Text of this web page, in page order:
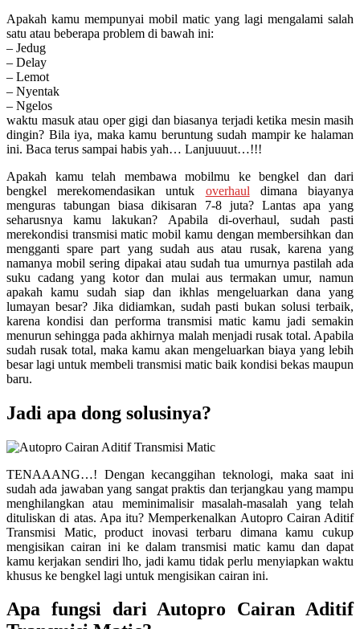
Apakah kamu mempunyai mobil matic yang lagi mengalami salah
satu atau beberapa problem di bawah ini:
– Jedug
– Delay
– Lemot
– Nyentak
– Ngelos
waktu masuk atau oper gigi dan biasanya terjadi ketika mesin masih
dingin? Bila iya, maka kamu beruntung sudah mampir ke halaman
ini. Baca terus sampai habis yah… Lanjuuuut…!!!
Apakah kamu telah membawa mobilmu ke bengkel dan dari
bengkel merekomendasikan untuk overhaul dimana biayanya
menguras tabungan biasa dikisaran 7-8 juta? Lantas apa yang
seharusnya kamu lakukan? Apabila di-overhaul, sudah pasti
merekondisi transmisi matic mobil kamu dengan membersihkan dan
mengganti spare part yang sudah aus atau rusak, karena yang
namanya mobil sering dipakai atau sudah tua umurnya pastilah ada
suku cadang yang kotor dan mulai aus termakan umur, namun
apakah kamu sudah siap dan ikhlas mengeluarkan dana yang
lumayan besar? Jika didiamkan, sudah pasti bukan solusi terbaik,
karena kondisi dan performa transmisi matic kamu jadi semakin
menurun sehingga pada akhirnya malah menjadi rusak total. Apabila
sudah rusak total, maka kamu akan mengeluarkan biaya yang lebih
besar lagi untuk membeli transmisi matic baik kondisi bekas maupun
baru.
Jadi apa dong solusinya?
TENAAANG…! Dengan kecanggihan teknologi, maka saat ini
sudah ada jawaban yang sangat praktis dan terjangkau yang mampu
menghilangkan atau meminimalisir masalah-masalah yang telah
dituliskan di atas. Apa itu? Memperkenalkan Autopro Cairan Aditif
Transmisi Matic, product inovasi terbaru dimana kamu cukup
mengisikan cairan ini ke dalam transmisi matic kamu dan dapat
kamu kerjakan sendiri lho, jadi kamu tidak perlu menyiapkan waktu
khusus ke bengkel lagi untuk mengisikan cairan ini.
Apa fungsi dari Autopro Cairan Aditif